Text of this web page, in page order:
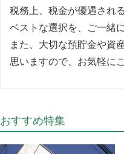
税務上、税金が優遇され
ベストな選択を、ご一緒
また、大切な預貯金や資
思いますので、お気軽に
おすすめ特集